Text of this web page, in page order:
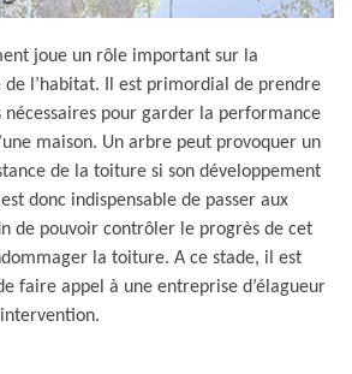
joue un rôle important sur la
l’habitat. Il est primordial de prendre
pour garder la performance
maison. Un arbre peut provoquer un
de la toiture si son développement
donc indispensable de passer aux
de pouvoir contrôler le progrès de cet
la toiture. A ce stade, il est
faire appel à une entreprise d’élagueur